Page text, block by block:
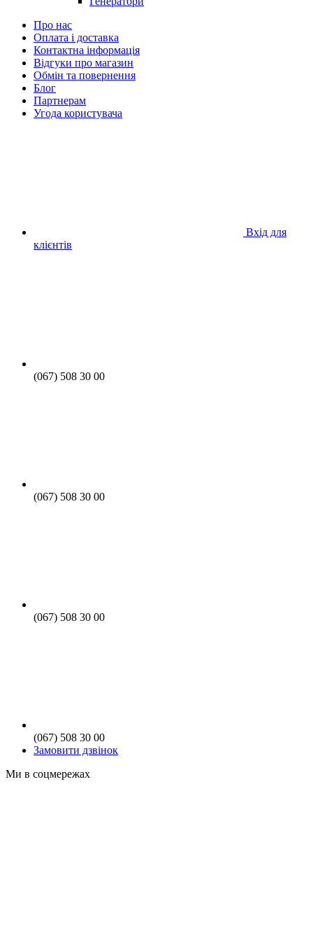
Про нас
Оплата і доставка
Контактна інформація
Відгуки про магазин
Обмін та повернення
Блог
Партнерам
Угода користувача
Вхід для
клієнтів
(067) 508 30 00
(067) 508 30 00
(067) 508 30 00
(067) 508 30 00
Замовити дзвінок
Ми в соцмережах